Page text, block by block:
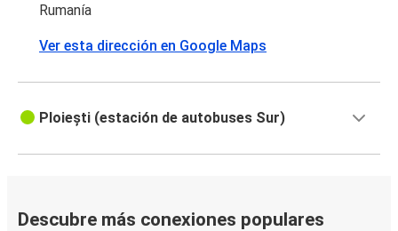
Rumanía
Ver esta dirección en Google Maps
Ploiești (estación de autobuses Sur)
Descubre más conexiones populares